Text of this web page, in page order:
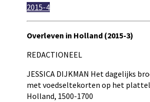
2015-4
Overleven in Holland (2015-3)
REDACTIONEEL
JESSICA DIJKMAN Het dagelijks
met voedseltekorten op het
Holland, 1500-1700